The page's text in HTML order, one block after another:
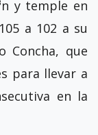
y temple en
a 102 a su
Concha, que
para llevar a
en la